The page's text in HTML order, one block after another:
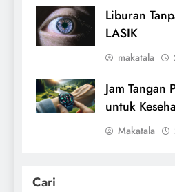
Liburan
LASIK
makatala
Jam Tangan
untuk
Makatala
Cari